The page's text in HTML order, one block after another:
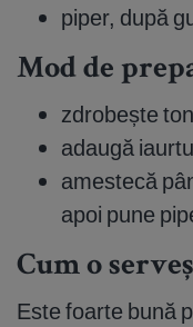
piper, după
Mod de
zdrobește
adaugă
amestecă
apoi pune
Cum o
Este foarte bună